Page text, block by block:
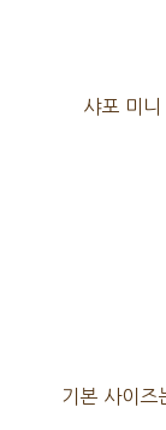
샤포 미
기본 사이즈